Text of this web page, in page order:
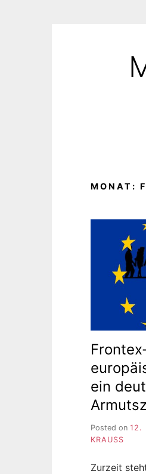
MONAT:
ein
Posted on 12.
KRAUSS
Zurzeit